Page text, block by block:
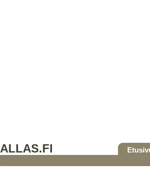
ALLAS.FI